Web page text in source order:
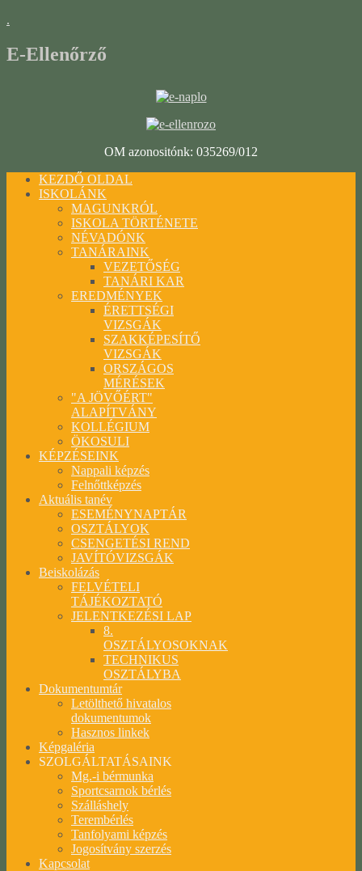
.
E-Ellenőrző
OM azonositónk: 035269/012
KEZDŐ OLDAL
ISKOLÁNK
MAGUNKRÓL
ISKOLA TÖRTÉNETE
NÉVADÓNK
TANÁRAINK
VEZETŐSÉG
TANÁRI KAR
EREDMÉNYEK
ÉRETTSÉGI
VIZSGÁK
SZAKKÉPESÍTŐ
VIZSGÁK
ORSZÁGOS
MÉRÉSEK
"A JÖVŐÉRT"
ALAPÍTVÁNY
KOLLÉGIUM
ÖKOSULI
KÉPZÉSEINK
Nappali képzés
Felnőttképzés
Aktuális tanév
ESEMÉNYNAPTÁR
OSZTÁLYOK
CSENGETÉSI REND
JAVÍTÓVIZSGÁK
Beiskolázás
FELVÉTELI
TÁJÉKOZTATÓ
JELENTKEZÉSI LAP
8.
OSZTÁLYOSOKNAK
TECHNIKUS
OSZTÁLYBA
Dokumentumtár
Letölthető hivatalos
dokumentumok
Hasznos linkek
Képgaléria
SZOLGÁLTATÁSAINK
Mg.-i bérmunka
Sportcsarnok bérlés
Szálláshely
Terembérlés
Tanfolyami képzés
Jogosítvány szerzés
Kapcsolat